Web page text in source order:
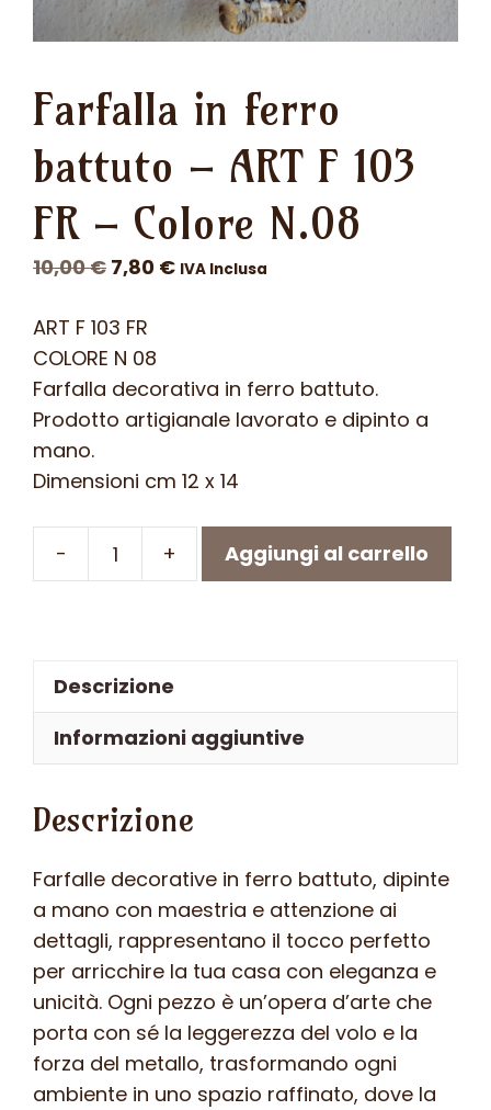
Farfalla in ferro
battuto – ART F 103
FR – Colore N.08
10,00€ Il
originale
era:
10,00 €.
7,80 €Il
7,80 €.
IVA Inclusa
ART F 103 FR
COLORE N 08
Farfalla decorativa in ferro battuto.
Prodotto artigianale lavorato e dipinto a
mano.
Dimensioni cm 12 x 14
-
Farfalla
ART
F
Colore
N.08
quantità
+ Aggiungi al carrello
Descrizione
Informazioni aggiuntive
Descrizione
Farfalle decorative in ferro battuto, dipinte
a mano con maestria e attenzione ai
dettagli, rappresentano il tocco perfetto
per arricchire la tua casa con eleganza e
unicità. Ogni pezzo è un’opera d’arte che
porta con sé la leggerezza del volo e la
forza del metallo, trasformando ogni
ambiente in uno spazio raffinato, dove la